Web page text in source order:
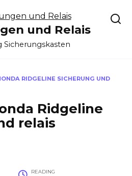
und Relais
Sicherungskasten
RIDGELINE SICHERUNG UND
Ridgeline
relais
READING